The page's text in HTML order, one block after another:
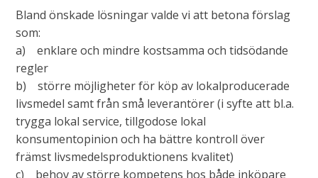
Bland önskade lösningar valde vi att betona förslag
som:
a) enklare och mindre kostsamma och tidsödande
regler
b) större möjligheter för köp av lokalproducerade
livsmedel samt från små leverantörer (i syfte att bl.a.
trygga lokal service, tillgodose lokal
konsumentopinion och ha bättre kontroll över
främst livsmedelsproduktionens kvalitet)
c) behov av större kompetens hos både inköpare